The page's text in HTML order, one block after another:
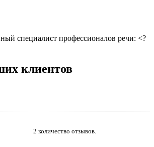
клиентов
2 количество отзывов.